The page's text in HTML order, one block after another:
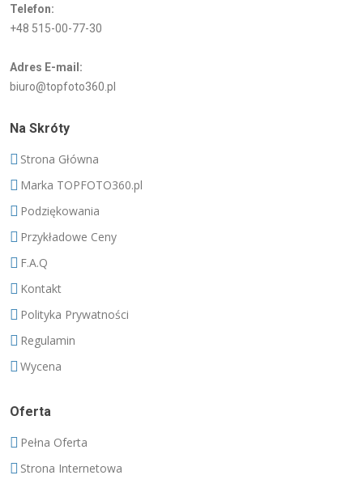
Telefon:
+48 515-00-77-30
Adres E-mail:
biuro@topfoto360.pl
Na Skróty
Strona Główna
Marka TOPFOTO360.pl
Podziękowania
Przykładowe Ceny
F.A.Q
Kontakt
Polityka Prywatności
Regulamin
Wycena
Oferta
Pełna Oferta
Strona Internetowa